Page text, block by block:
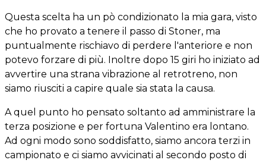
Questa scelta ha un pò condizionato la mia gara, visto
che ho provato a tenere il passo di Stoner, ma
puntualmente rischiavo di perdere l'anteriore e non
potevo forzare di più. Inoltre dopo 15 giri ho iniziato ad
avvertire una strana vibrazione al retrotreno, non
siamo riusciti a capire quale sia stata la causa.
A quel punto ho pensato soltanto ad amministrare la
terza posizione e per fortuna Valentino era lontano.
Ad ogni modo sono soddisfatto, siamo ancora terzi in
campionato e ci siamo avvicinati al secondo posto di